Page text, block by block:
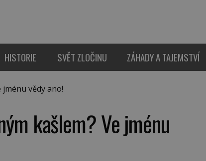
HISTORIE SVĚT ZLOČINU ZÁHADY A TAJEMSTVÍ
vědy ano!
kašlem? Ve jménu